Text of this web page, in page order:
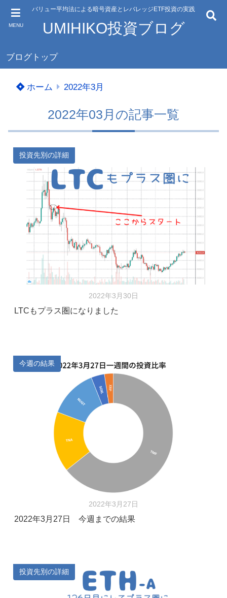
MENU
バリュー平均法による暗号資産とレバレッジETF投資の実践
UMIHIKO投資ブログ
ブログトップ
ホーム 2022年3月
2022年03月の記事一覧
投資先別の詳細
2022年3月30日
LTCもプラス圏になりました
今週の結果
2022年3月27日
2022年3月27日 今週までの結果
投資先別の詳細